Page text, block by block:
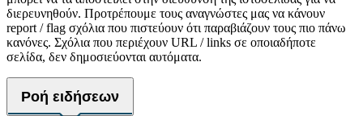
διερευνηθούν. Προτρέπουμε τους αναγνώστες μας να κάνουν
report / flag σχόλια που πιστεύουν ότι παραβιάζουν τους πιο πάνω
κανόνες. Σχόλια που περιέχουν URL / links σε οποιαδήποτε
σελίδα, δεν δημοσιεύονται αυτόματα.
Ροή ειδήσεων